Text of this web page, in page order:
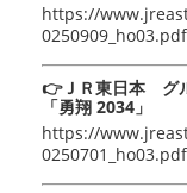
https://
0250909_ho03.pdf
👉ＪＲ東日本 グ
「勇翔 2034」
https://
0250701_ho03.pdf